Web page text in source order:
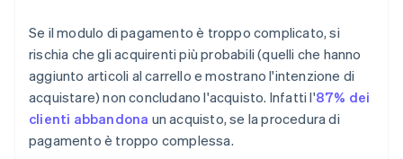
Se il modulo di pagamento è troppo complicato, si
rischia che gli acquirenti più probabili (quelli che hanno
aggiunto articoli al carrello e mostrano l'intenzione di
acquistare) non concludano l'acquisto. Infatti l'87% dei
clienti abbandona un acquisto, se la procedura di
pagamento è troppo complessa.